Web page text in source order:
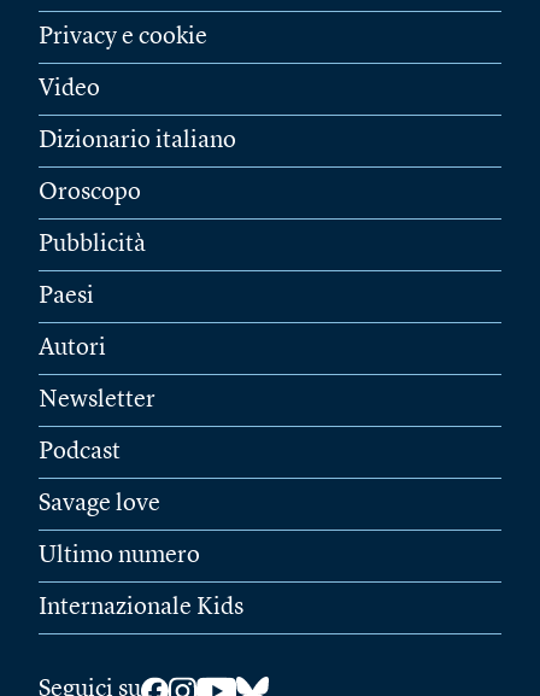
Privacy e cookie
Video
Dizionario italiano
Oroscopo
Pubblicità
Paesi
Autori
Newsletter
Podcast
Savage love
Ultimo numero
Internazionale Kids
Seguici su